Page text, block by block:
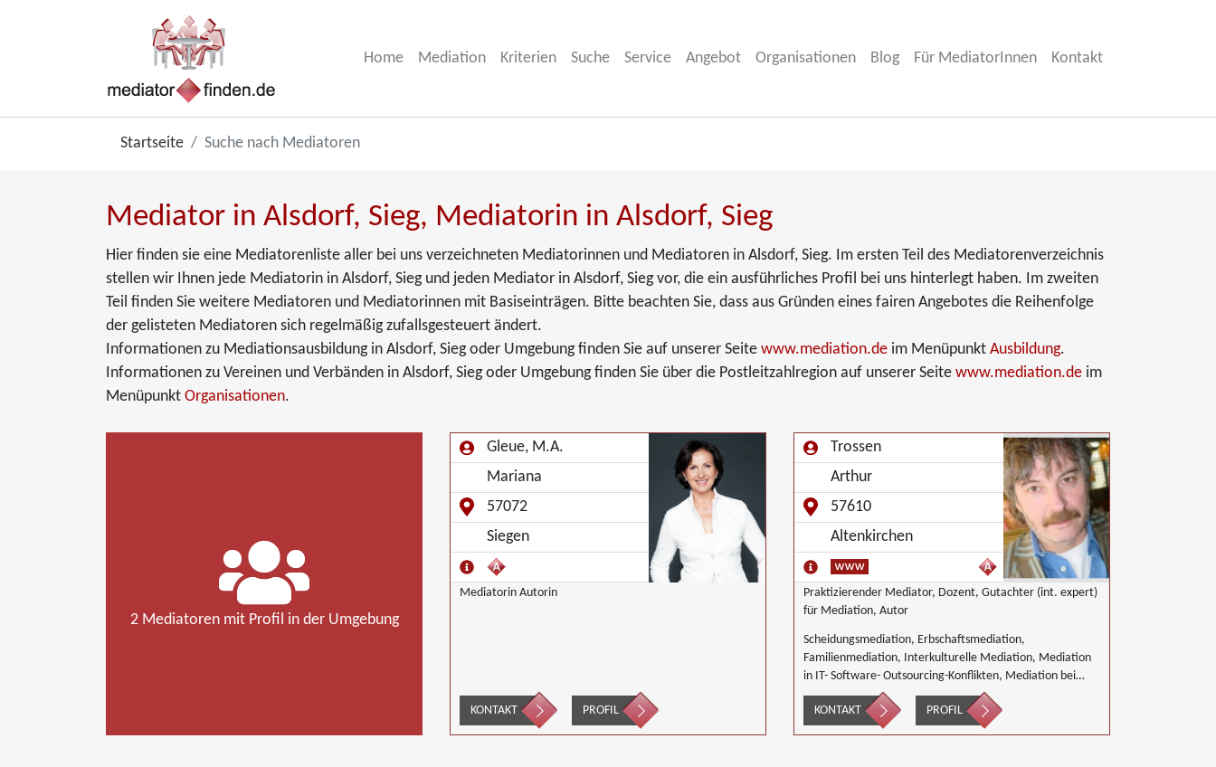
Home Mediation Kriterien Suche Service Angebot Organisationen Blog Für MediatorInnen Kontakt
Startseite Suche nach Mediatoren
Mediator in Alsdorf, Sieg, Mediatorin in Alsdorf, Sieg
Hier finden sie eine Mediatorenliste aller bei uns verzeichneten Mediatorinnen und Mediatoren in Alsdorf, Sieg. Im ersten Teil des Mediatorenverzeichnis
stellen wir Ihnen jede Mediatorin in Alsdorf, Sieg und jeden Mediator in Alsdorf, Sieg vor, die ein ausführliches Profil bei uns hinterlegt haben. Im zweiten
Teil finden Sie weitere Mediatoren und Mediatorinnen mit Basiseinträgen. Bitte beachten Sie, dass aus Gründen eines fairen Angebotes die Reihenfolge
der gelisteten Mediatoren sich regelmäßig zufallsgesteuert ändert.
Informationen zu Mediationsausbildung in Alsdorf, Sieg oder Umgebung finden Sie auf unserer Seite www.mediation.de im Menüpunkt Ausbildung.
Informationen zu Vereinen und Verbänden in Alsdorf, Sieg oder Umgebung finden Sie über die Postleitzahlregion auf unserer Seite www.mediation.de im
Menüpunkt Organisationen.
2 Mediatoren mit Profil in der Umgebung
Gleue, M.A.
Mariana
57072
Siegen
Mediatorin Autorin
KONTAKT PROFIL
Trossen
Arthur
57610
Altenkirchen
Praktizierender Mediator, Dozent, Gutachter (int. expert)
für Mediation, Autor
Scheidungsmediation, Erbschaftsmediation,
Familienmediation, Interkulturelle Mediation, Mediation
in IT- Software- Outsourcing-Konflikten, Mediation bei
Gesellschafterkonflikten, Mediation bei Team- und
Gruppenkonflikten, Nachbarschaftsmediation,
Wirtschaftsmediation
KONTAKT PROFIL